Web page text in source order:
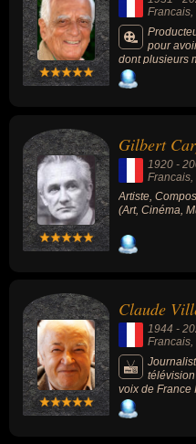
Francais,
pour
dont plusieurs
Jean-Paul
succès comme
Gilbert
1920 -
Francais,
Artiste,
(Art, Cinéma,
Claude
1944 -
Francais,
voix de France
émission «
(émission